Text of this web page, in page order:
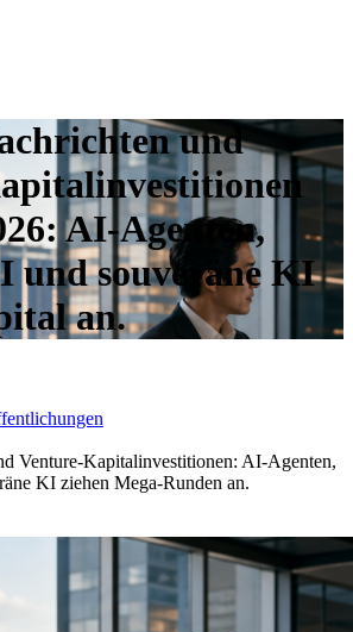
und
AI-Agenten,
und souveräne KI
an.
Venture-Kapitalinvestitionen: AI-Agenten,
KI ziehen Mega-Runden an.